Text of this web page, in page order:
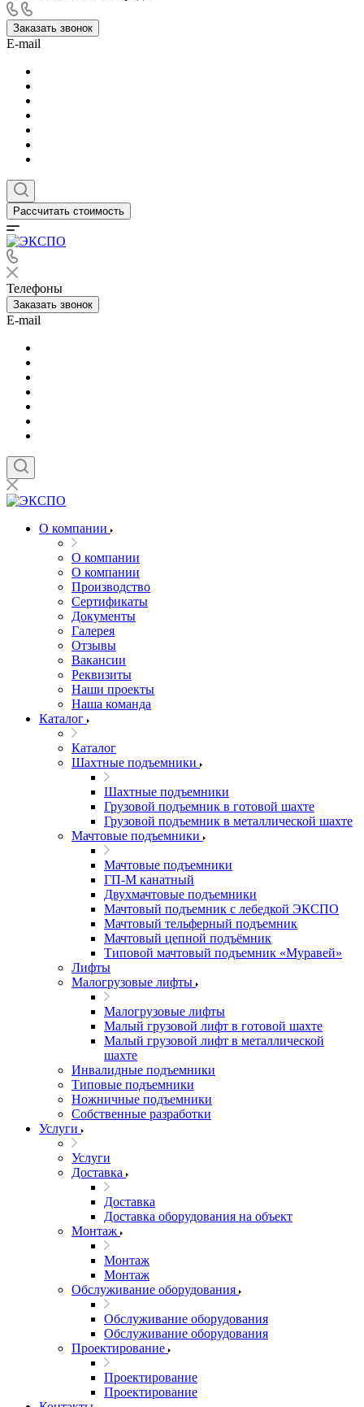
Заказать звонок
E-mail
Рассчитать стоимость
Телефоны
Заказать звонок
E-mail
О компании
О компании
О компании
Производство
Сертификаты
Документы
Галерея
Отзывы
Вакансии
Реквизиты
Наши проекты
Наша команда
Каталог
Каталог
Шахтные подъемники
Шахтные подъемники
Грузовой подъемник в готовой шахте
Грузовой подъемник в металлической шахте
Мачтовые подъемники
Мачтовые подъемники
ГП-М канатный
Двухмачтовые подъемники
Мачтовый подъемник с лебедкой ЭКСПО
Мачтовый тельферный подъемник
Мачтовый цепной подъёмник
Типовой мачтовый подъемник «Муравей»
Лифты
Малогрузовые лифты
Малогрузовые лифты
Малый грузовой лифт в готовой шахте
Малый грузовой лифт в металлической
шахте
Инвалидные подъемники
Типовые подъемники
Ножничные подъемники
Собственные разработки
Услуги
Услуги
Доставка
Доставка
Доставка оборудования на объект
Монтаж
Монтаж
Монтаж
Обслуживание оборудования
Обслуживание оборудования
Обслуживание оборудования
Проектирование
Проектирование
Проектирование